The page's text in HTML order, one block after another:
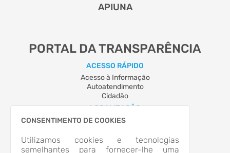
CONSENTIMENTO DE COOKIES
Utilizamos cookies e tecnologias
semelhantes para fornecer-lhe uma
APIUNA
PORTAL DA TRANSPARÊNCIA
ACESSO RÁPIDO
Acesso à Informação
Autoatendimento
Cidadão
LOCALIZAÇÃO
RUA PONTA GROSSA, Nº 93, CENTRO
CEP: 89.135-000
Abrir no Mapa